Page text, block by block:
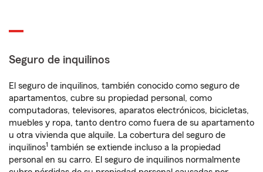
Seguro de inquilinos
El seguro de inquilinos, también conocido como seguro de
apartamentos, cubre su propiedad personal, como
computadoras, televisores, aparatos electrónicos, bicicletas,
muebles y ropa, tanto dentro como fuera de su apartamento
u otra vivienda que alquile. La cobertura del seguro de
inquilinos1 también se extiende incluso a la propiedad
personal en su carro. El seguro de inquilinos normalmente